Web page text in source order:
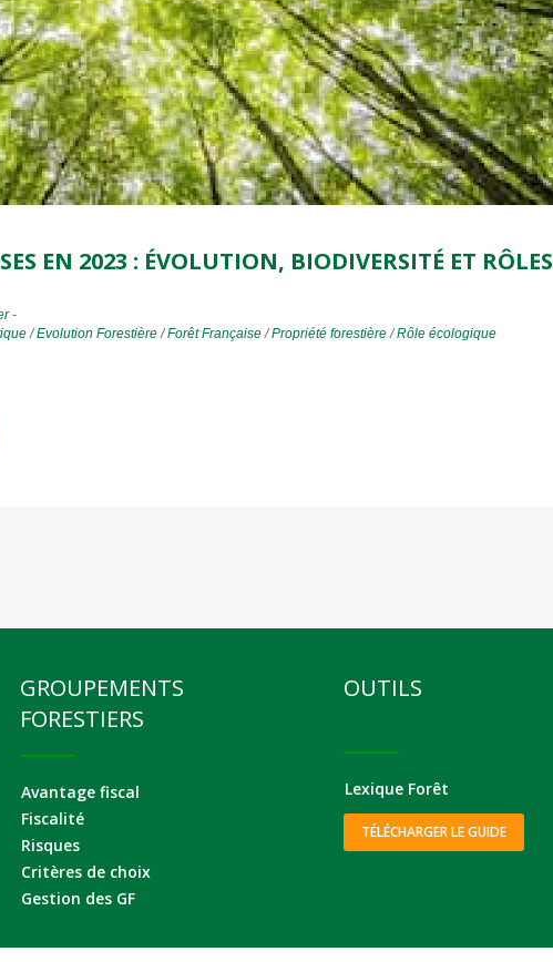
EN 2023 : ÉVOLUTION, BIODIVERSITÉ ET RÔLES
-
/Evolution Forestière/Forêt Française/Propriété forestière/Rôle écologique
GROUPEMENTS
FORESTIERS
Avantage fiscal
Fiscalité
Risques
Critères de choix
Gestion des GF
OUTILS
Lexique Forêt
TÉLÉCHARGER LE GUIDE